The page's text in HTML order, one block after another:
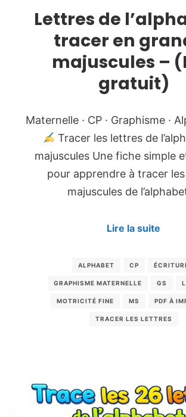
Lettres de
tracer en
majuscules –
gratuit)
Maternelle · CP · Graphisme ·
Tracer les lettres de
majuscules Une fiche simple
pour apprendre à tracer
majuscules de
Lire la suite
ALPHABET CP
GRAPHISME MATERNELLE GS
MOTRICITÉ FINE MS PDF À
TRACER LES LETTRES